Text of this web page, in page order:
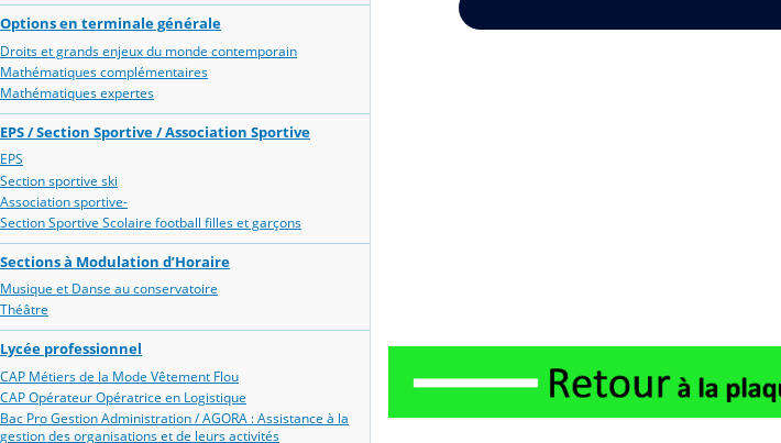
Options en terminale générale
Droits et grands enjeux du monde contemporain
Mathématiques complémentaires
Mathématiques expertes
EPS / Section Sportive / Association Sportive
EPS
Section sportive ski
Association sportive-
Section Sportive Scolaire football filles et garçons
Sections à Modulation d’Horaire
Musique et Danse au conservatoire
Théâtre
Lycée professionnel
CAP Métiers de la Mode Vêtement Flou
CAP Opérateur Opératrice en Logistique
Bac Pro Gestion Administration / AGORA : Assistance à la
gestion des organisations et de leurs activités